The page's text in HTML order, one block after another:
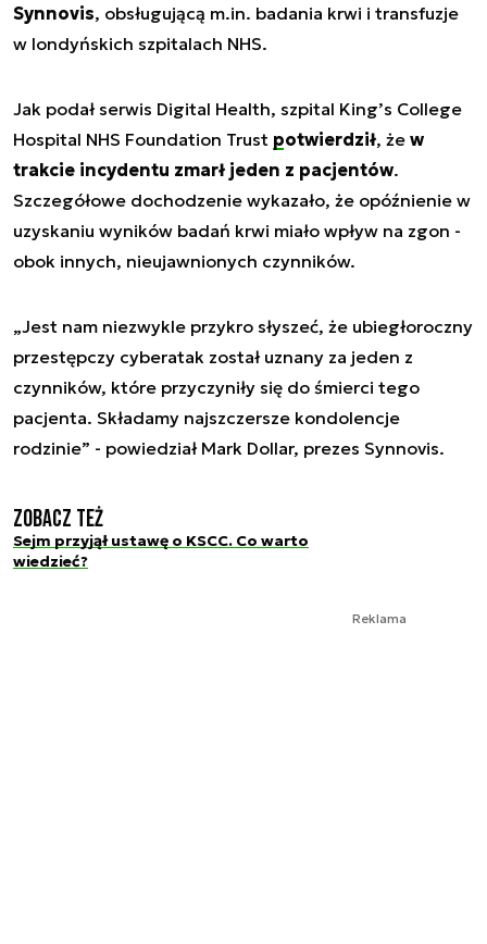
Synnovis, obsługującą m.in. badania krwi i transfuzje
w londyńskich szpitalach NHS.
Jak podał serwis Digital Health, szpital King’s College
Hospital NHS Foundation Trust potwierdził, że w
trakcie incydentu zmarł jeden z pacjentów.
Szczegółowe dochodzenie wykazało, że opóźnienie w
uzyskaniu wyników badań krwi miało wpływ na zgon -
obok innych, nieujawnionych czynników.
„Jest nam niezwykle przykro słyszeć, że ubiegłoroczny
przestępczy cyberatak został uznany za jeden z
czynników, które przyczyniły się do śmierci tego
pacjenta. Składamy najszczersze kondolencje
rodzinie” - powiedział Mark Dollar, prezes Synnovis.
Zobacz też
Sejm przyjął ustawę o KSCC. Co warto
wiedzieć?
Reklama